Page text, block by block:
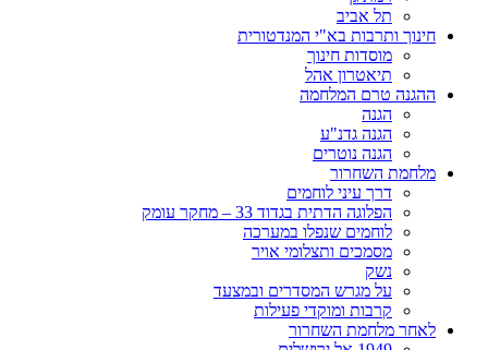
תל אביב
חינוך ותרבות בא"י המנדטורית
מוסדות חינוך
תיאטרון אהל
ההגנה טרם המלחמה
הגנה
הגנה גדנ"ע
הגנה נוטרים
מלחמת השחרור
דרך עיני לוחמים
הפלוגה הדתית בגדוד 33 – מחקר עומק
לוחמים שנפלו במערכה
מסמכים ותצלומי אויר
נשק
על מגרש המסדרים ובמצעד
קרבות ומוקדי פעילות
לאחר מלחמת השחרור